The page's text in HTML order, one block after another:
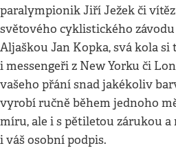
paralympionik Jiří Ježek či
světového cyklistického
Aljaškou Jan Kopka, svá kola
i messengeři z New Yorku či
vašeho přání snad jakékoliv
vyrobí ručně během jednoho
míru, ale i s pětiletou zárukou a
i váš osobní podpis.